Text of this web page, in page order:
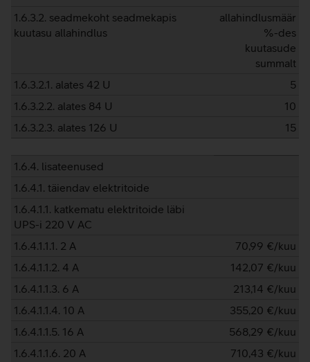
1.6.3.2. seadmekoht seadmekapis
kuutasu allahindlus
allahindlusmäär
%-des
kuutasude
summalt
1.6.3.2.1. alates 42 U
5
1.6.3.2.2. alates 84 U
10
1.6.3.2.3. alates 126 U
15
1.6.4. lisateenused
1.6.4.1. täiendav elektritoide
1.6.4.1.1. katkematu elektritoide läbi
UPS-i 220 V AC
1.6.4.1.1.1. 2 A
70,99 €/kuu
1.6.4.1.1.2. 4 A
142,07 €/kuu
1.6.4.1.1.3. 6 A
213,14 €/kuu
1.6.4.1.1.4. 10 A
355,20 €/kuu
1.6.4.1.1.5. 16 A
568,29 €/kuu
1.6.4.1.1.6. 20 A
710,43 €/kuu